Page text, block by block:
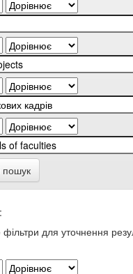
пошук
для уточнення